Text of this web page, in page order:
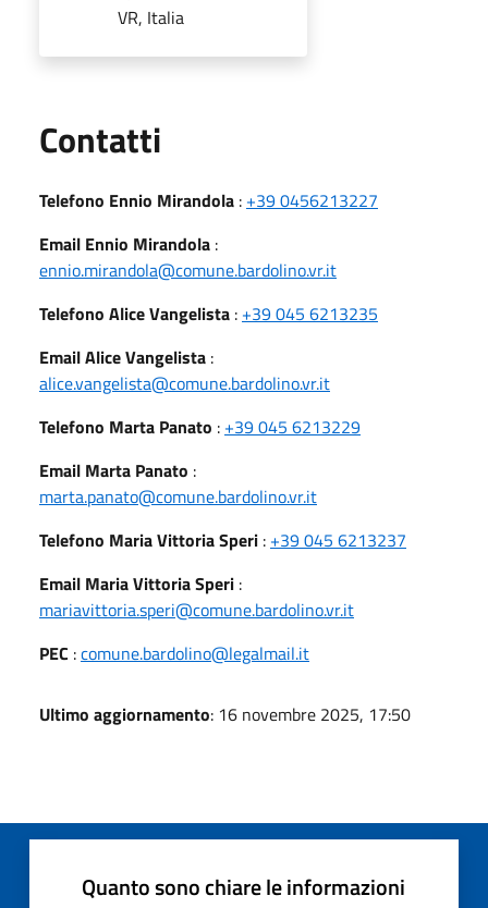
VR, Italia
Contatti
Telefono Ennio Mirandola : +39 0456213227
Email Ennio Mirandola :
ennio.mirandola@comune.bardolino.vr.it
Telefono Alice Vangelista : +39 045 6213235
Email Alice Vangelista :
alice.vangelista@comune.bardolino.vr.it
Telefono Marta Panato : +39 045 6213229
Email Marta Panato :
marta.panato@comune.bardolino.vr.it
Telefono Maria Vittoria Speri : +39 045 6213237
Email Maria Vittoria Speri :
mariavittoria.speri@comune.bardolino.vr.it
PEC :comune.bardolino@legalmail.it
Ultimo aggiornamento: 16 novembre 2025, 17:50
Quanto sono chiare le informazioni